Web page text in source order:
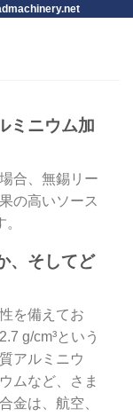
ミニウム加
合、無錫リー
の高いソース
、そしてど
を備えてお
g/cm³という
アルミニウ
ムなど、さま
金は、航空、